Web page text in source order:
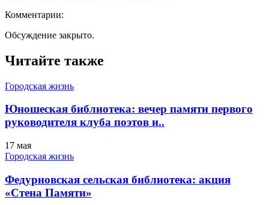
Комментарии:
Обсуждение закрыто.
Читайте также
Городская жизнь
Юношеская библиотека: вечер памяти первого
руководителя клуба поэтов и..
17 мая
Городская жизнь
Федурновская сельская библиотека: акция
«Стена Памяти»